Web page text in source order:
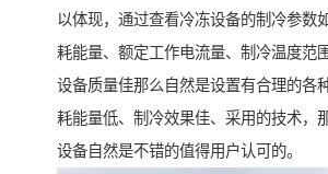
以体现，通过查看冷冻设备的制冷参数
耗能量、额定工作电流量、制冷温度范
设备质量佳那么自然是设置有合理的各
耗能量低、制冷效果佳、采用的技术，
设备自然是不错的值得用户认可的。